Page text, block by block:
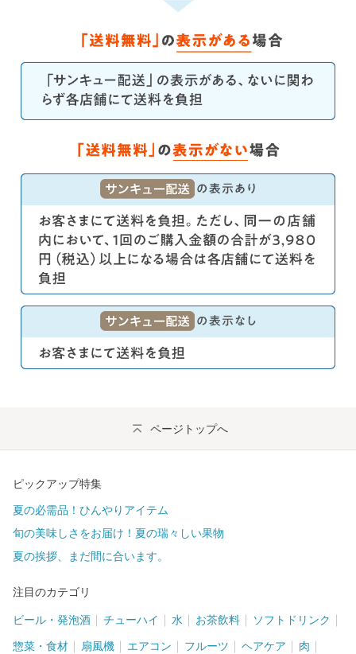
ページトップへ
ピックアップ特集
夏の必需品！ひんやりアイテム
旬の美味しさをお届け！夏の瑞々しい果物
夏の挨拶、まだ間に合います。
注目のカテゴリ
ビール・発泡酒 チューハイ 水 お茶飲料 ソフトドリンク
惣菜・食材 扇風機 エアコン フルーツ ヘアケア 肉